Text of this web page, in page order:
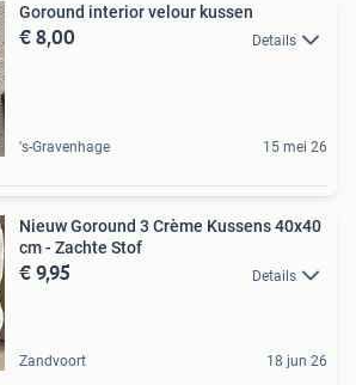
Goround interior velour kussen
€ 8,00 Details
's-Gravenhage 15 mei 26
Nieuw Goround 3 Crème Kussens 40x40
cm - Zachte Stof
€ 9,95 Details
Zandvoort 18 jun 26